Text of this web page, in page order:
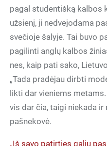
pagal studentišką kalbos
užsienį, ji nedvejodama
svečioje šalyje. Tai buvo
pagilinti anglų kalbos
nes, kaip pati sako,
„Tada pradėjau dirbti
likti dar vieniems
vis dar čia, taigi niekada ir
pašnekovė.
„Iš savo patirties galiu